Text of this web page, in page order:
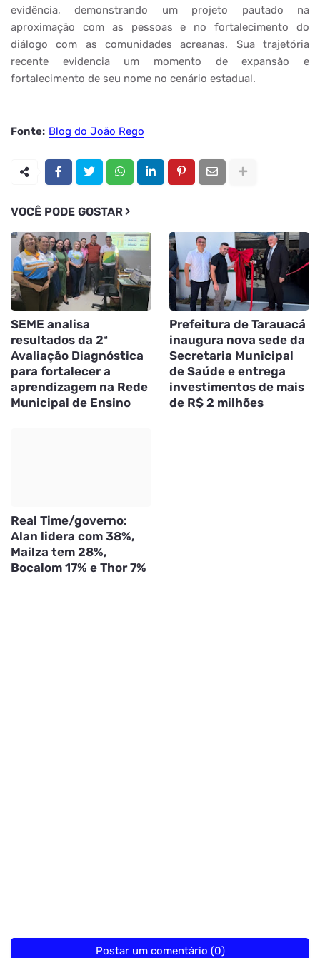
evidência, demonstrando um projeto pautado na
aproximação com as pessoas e no fortalecimento do
diálogo com as comunidades acreanas. Sua trajetória
recente evidencia um momento de expansão e
fortalecimento de seu nome no cenário estadual.
Fonte: Blog do João Rego
VOCÊ PODE GOSTAR
SEME analisa
resultados da 2ª
Avaliação Diagnóstica
para fortalecer a
aprendizagem na Rede
Municipal de Ensino
Prefeitura de Tarauacá
inaugura nova sede da
Secretaria Municipal
de Saúde e entrega
investimentos de mais
de R$ 2 milhões
Real Time/governo:
Alan lidera com 38%,
Mailza tem 28%,
Bocalom 17% e Thor 7%
Postar um comentário (0)